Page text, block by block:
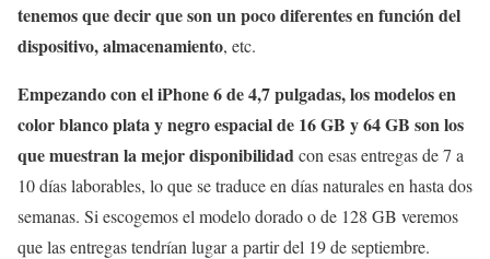
tenemos que decir que son un poco diferentes en función del
dispositivo, almacenamiento, etc.
Empezando con el iPhone 6 de 4,7 pulgadas, los modelos en
color blanco plata y negro espacial de 16 GB y 64 GB son los
que muestran la mejor disponibilidad con esas entregas de 7 a
10 días laborables, lo que se traduce en días naturales en hasta dos
semanas. Si escogemos el modelo dorado o de 128 GB veremos
que las entregas tendrían lugar a partir del 19 de septiembre.